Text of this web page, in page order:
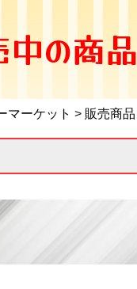
の商品
マーケット > 販売商品